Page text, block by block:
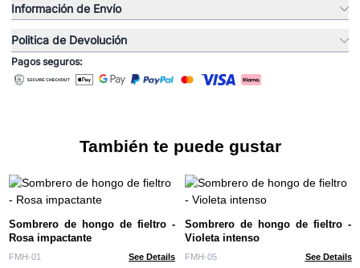
Información de Envío
Politica de Devolución
Pagos seguros:
También te puede gustar
Sombrero de hongo de fieltro -
Rosa impactante
FMH-01 See Details
Sombrero de hongo de fieltro -
Violeta intenso
FMH-05 See Details